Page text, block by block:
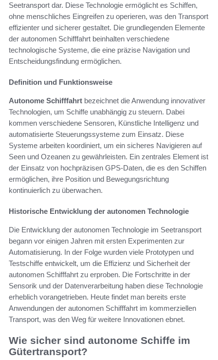
Seetransport dar. Diese Technologie ermöglicht es Schiffen,
ohne menschliches Eingreifen zu operieren, was den Transport
effizienter und sicherer gestaltet. Die grundlegenden Elemente
der autonomen Schifffahrt beinhalten verschiedene
technologische Systeme, die eine präzise Navigation und
Entscheidungsfindung ermöglichen.
Definition und Funktionsweise
Autonome Schifffahrt bezeichnet die Anwendung innovativer
Technologien, um Schiffe unabhängig zu steuern. Dabei
kommen verschiedene Sensoren, Künstliche Intelligenz und
automatisierte Steuerungssysteme zum Einsatz. Diese
Systeme arbeiten koordiniert, um ein sicheres Navigieren auf
Seen und Ozeanen zu gewährleisten. Ein zentrales Element ist
der Einsatz von hochpräzisen GPS-Daten, die es den Schiffen
ermöglichen, ihre Position und Bewegungsrichtung
kontinuierlich zu überwachen.
Historische Entwicklung der autonomen Technologie
Die Entwicklung der autonomen Technologie im Seetransport
begann vor einigen Jahren mit ersten Experimenten zur
Automatisierung. In der Folge wurden viele Prototypen und
Testschiffe entwickelt, um die Effizienz und Sicherheit der
autonomen Schifffahrt zu erproben. Die Fortschritte in der
Sensorik und der Datenverarbeitung haben diese Technologie
erheblich vorangetrieben. Heute findet man bereits erste
Anwendungen der autonomen Schifffahrt im kommerziellen
Transport, was den Weg für weitere Innovationen ebnet.
Wie sicher sind autonome Schiffe im
Gütertransport?